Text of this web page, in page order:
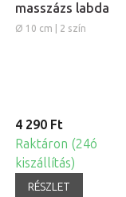
masszázs labda
Ø 10 cm | 2 szín
4 290 Ft
Raktáron (24ó
kiszállítás)
RÉSZLET